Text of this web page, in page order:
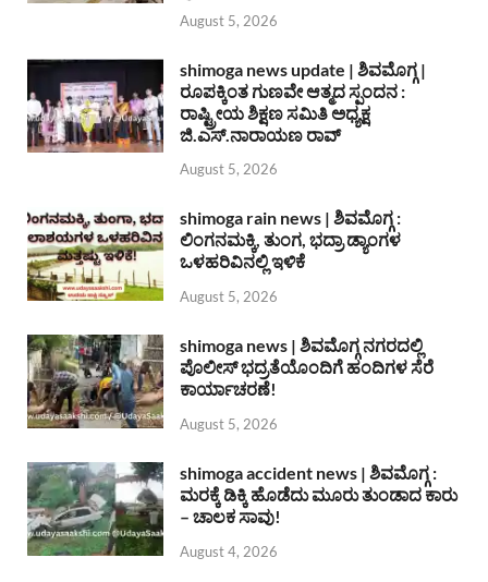
August 5, 2026
shimoga news update | ಶಿವಮೊಗ್ಗ |
ರೂಪಕ್ಕಿಂತ ಗುಣವೇ ಆತ್ಮದ ಸ್ಪಂದನ :
ರಾಷ್ಟ್ರೀಯ ಶಿಕ್ಷಣ ಸಮಿತಿ ಅಧ್ಯಕ್ಷ
ಜಿ.ಎಸ್.ನಾರಾಯಣ ರಾವ್
August 5, 2026
shimoga rain news | ಶಿವಮೊಗ್ಗ :
ಲಿಂಗನಮಕ್ಕಿ, ತುಂಗ, ಭದ್ರಾ ಡ್ಯಾಂಗಳ
ಒಳಹರಿವಿನಲ್ಲಿ ಇಳಿಕೆ
August 5, 2026
shimoga news | ಶಿವಮೊಗ್ಗ ನಗರದಲ್ಲಿ
ಪೊಲೀಸ್ ಭದ್ರತೆಯೊಂದಿಗೆ ಹಂದಿಗಳ ಸೆರೆ
ಕಾರ್ಯಾಚರಣೆ!
August 5, 2026
shimoga accident news | ಶಿವಮೊಗ್ಗ :
ಮರಕ್ಕೆ ಡಿಕ್ಕಿ ಹೊಡೆದು ಮೂರು ತುಂಡಾದ ಕಾರು
– ಚಾಲಕ ಸಾವು!
August 4, 2026